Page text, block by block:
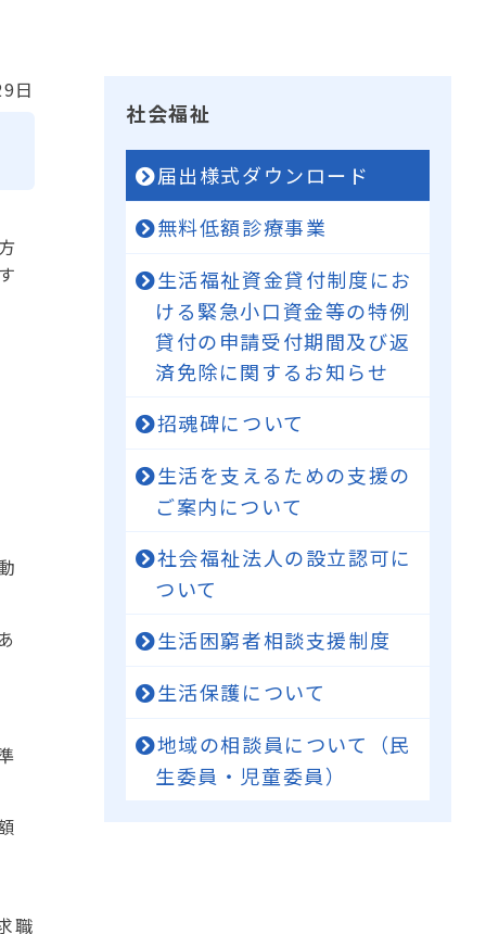
日
職
社会福祉
届出様式ダウンロード
無料低額診療事業
生活福祉資金貸付制度にお
ける緊急小口資金等の特例
貸付の申請受付期間及び返
済免除に関するお知らせ
招魂碑について
生活を支えるための支援の
ご案内について
社会福祉法人の設立認可に
ついて
生活困窮者相談支援制度
生活保護について
地域の相談員について（民
生委員・児童委員）